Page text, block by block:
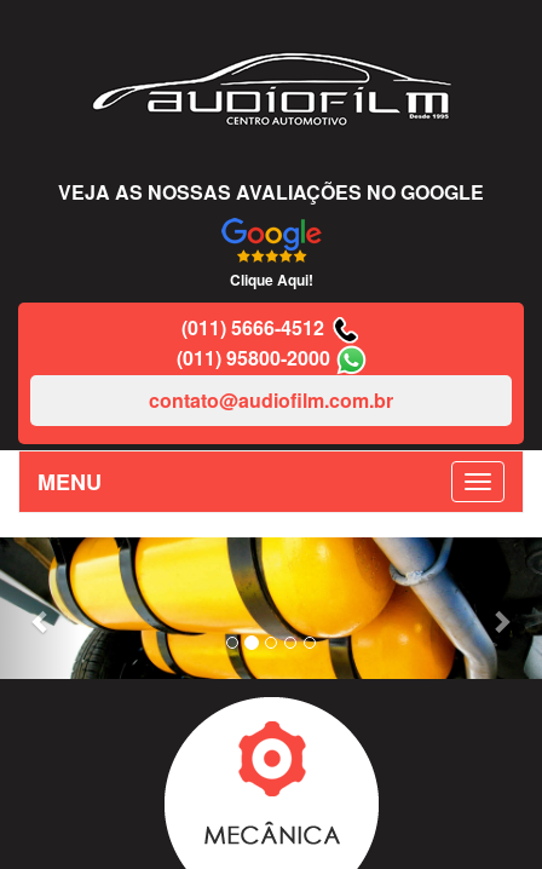
VEJA AS NOSSAS AVALIAÇÕES NO GOOGLE
Clique Aqui!
(011) 5666-4512
(011) 95800-2000
contato@audiofilm.com.br
MENU
Previous